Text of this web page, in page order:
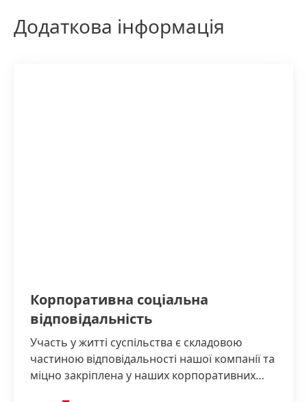
Додаткова інформація
Корпоративна соціальна
відповідальність
Участь у житті суспільства є складовою
частиною відповідальності нашої компанії та
міцно закріплена у наших корпоративних